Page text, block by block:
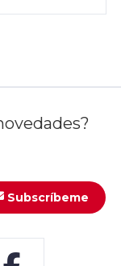
Subscríbeme